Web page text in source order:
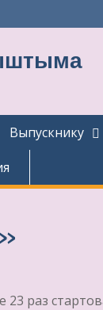
Выпускнику
раз